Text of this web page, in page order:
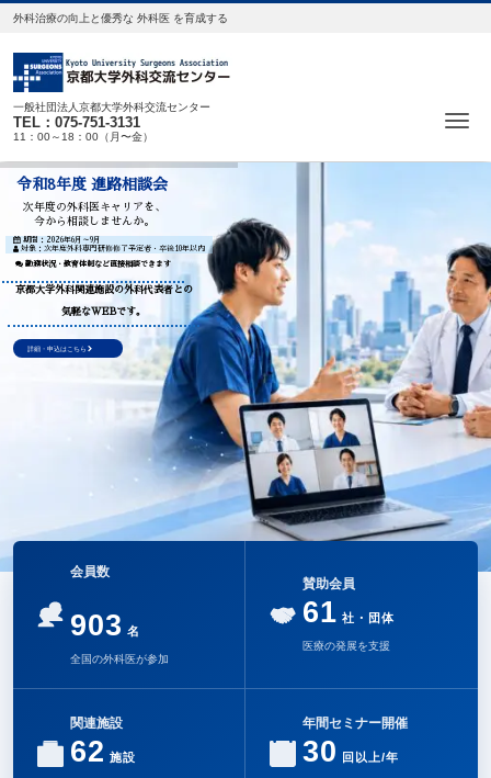
外科治療の向上と優秀な 外科医 を育成する
一般社団法人京都大学外科交流センター
TEL：075-751-3131
11：00～18：00（月〜金）
令和8年度 進路相談会
会員数
903 名
全国の外科医が参加
賛助会員
61 社・団体
医療の発展を支援
関連施設
62 施設
年間セミナー開催
30 回以上/年